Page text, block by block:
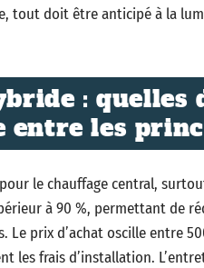
tout doit être anticipé à la
: quelles
entre les
le chauffage central,
à 90 %, permettant de
Le prix d’achat oscille entre
les frais d’installation.